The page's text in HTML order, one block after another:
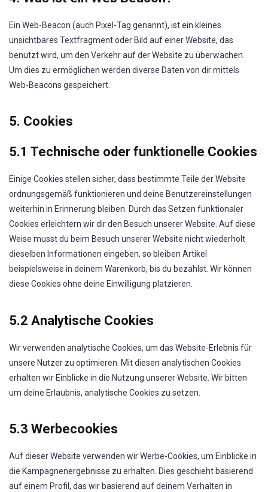
Ein Web-Beacon (auch Pixel-Tag genannt), ist ein kleines
unsichtbares Textfragment oder Bild auf einer Website, das
benutzt wird, um den Verkehr auf der Website zu überwachen.
Um dies zu ermöglichen werden diverse Daten von dir mittels
Web-Beacons gespeichert.
5. Cookies
5.1 Technische oder funktionelle Cookies
Einige Cookies stellen sicher, dass bestimmte Teile der Website
ordnungsgemäß funktionieren und deine Benutzereinstellungen
weiterhin in Erinnerung bleiben. Durch das Setzen funktionaler
Cookies erleichtern wir dir den Besuch unserer Website. Auf diese
Weise musst du beim Besuch unserer Website nicht wiederholt
dieselben Informationen eingeben, so bleiben Artikel
beispielsweise in deinem Warenkorb, bis du bezahlst. Wir können
diese Cookies ohne deine Einwilligung platzieren.
5.2 Analytische Cookies
Wir verwenden analytische Cookies, um das Website-Erlebnis für
unsere Nutzer zu optimieren. Mit diesen analytischen Cookies
erhalten wir Einblicke in die Nutzung unserer Website. Wir bitten
um deine Erlaubnis, analytische Cookies zu setzen.
5.3 Werbecookies
Auf dieser Website verwenden wir Werbe-Cookies, um Einblicke in
die Kampagnenergebnisse zu erhalten. Dies geschieht basierend
auf einem Profil, das wir basierend auf deinem Verhalten in